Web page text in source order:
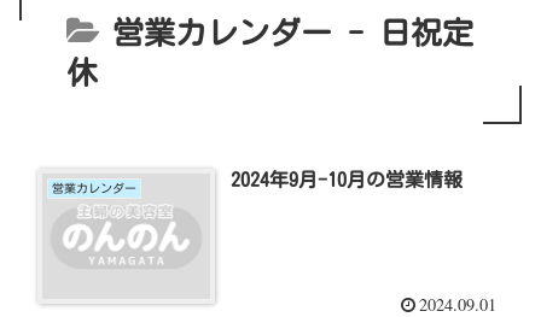
営業カレンダー - 日祝定
休
営業カレンダー 2024年9月-10月の営業情報
2024.09.01